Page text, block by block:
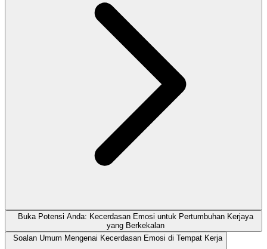
Buka Potensi Anda: Kecerdasan Emosi untuk Pertumbuhan Kerjaya
yang Berkekalan
Soalan Umum Mengenai Kecerdasan Emosi di Tempat Kerja